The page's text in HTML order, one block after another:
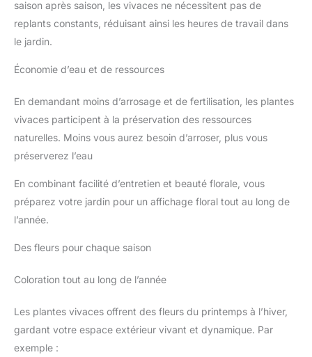
saison après saison, les vivaces ne nécessitent pas de
replants constants, réduisant ainsi les heures de travail dans
le jardin.
Économie d’eau et de ressources
En demandant moins d’arrosage et de fertilisation, les plantes
vivaces participent à la préservation des ressources
naturelles. Moins vous aurez besoin d’arroser, plus vous
préserverez l’eau
En combinant facilité d’entretien et beauté florale, vous
préparez votre jardin pour un affichage floral tout au long de
l’année.
Des fleurs pour chaque saison
Coloration tout au long de l’année
Les plantes vivaces offrent des fleurs du printemps à l’hiver,
gardant votre espace extérieur vivant et dynamique. Par
exemple :